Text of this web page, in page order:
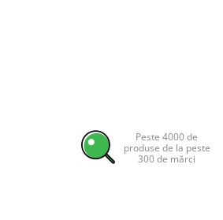
Sisteme de Stocare Comerciale
Sisteme fotovoltaice complete
Peste 4000 de
produse de la peste
300 de mărci